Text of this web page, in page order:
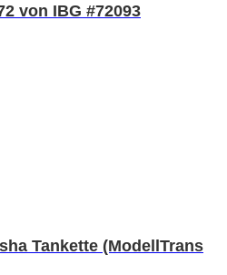
von IBG #72093
Tankette (ModellTrans